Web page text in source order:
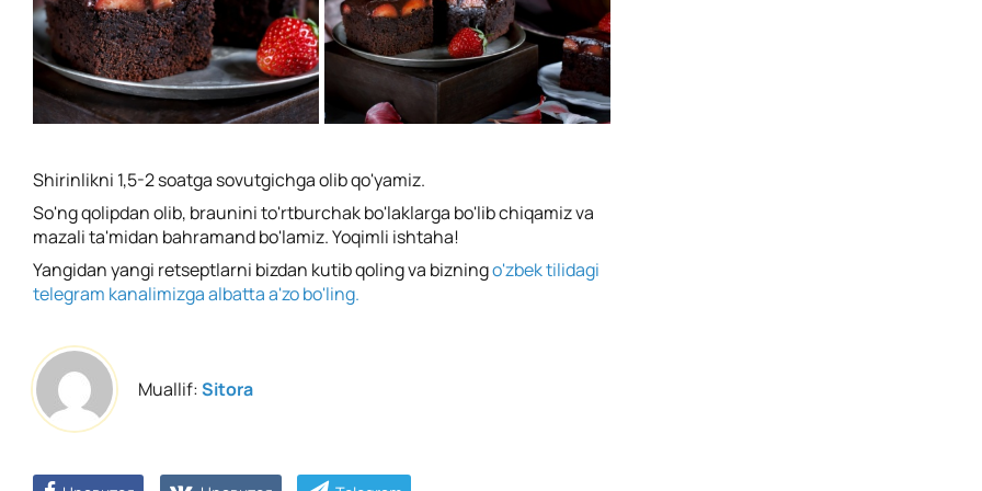
Shirinlikni 1,5-2 soatga sovutgichga olib qo'yamiz.
So'ng qolipdan olib, braunini to'rtburchak bo'laklarga bo'lib chiqamiz va
mazali ta'midan bahramand bo'lamiz. Yoqimli ishtaha!
Yangidan yangi retseptlarni bizdan kutib qoling va bizningo'zbek tilidagi
telegram kanalimizga albatta a'zo bo'ling.
Muallif:Sitora